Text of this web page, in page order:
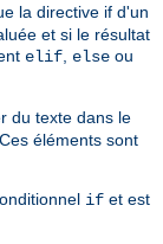
la directive if d'un
et si le résultat
elif else ou
du texte dans le
éléments sont
if et est